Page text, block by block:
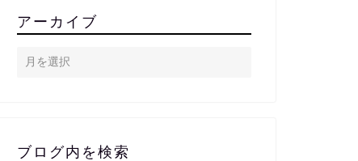
アーカイブ
ブログ内を検索